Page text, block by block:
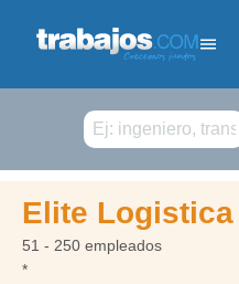
Buscar
Elite
51 - 250 empleados
*